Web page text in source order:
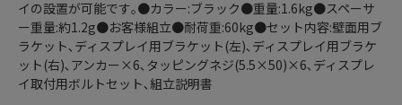
イの設置が可能です｡●カラー:ブラック●重量:1.6kg●スペーサ
ー重量:約1.2g●お客様組立●耐荷重:60kg●セット内容:壁面用ブ
ラケット､ディスプレイ用ブラケット(左)､ディスプレイ用ブラケ
ット(右)､アンカー×6､タッピングネジ(5.5×50)×6､ディスプレ
イ取付用ボルトセット､組立説明書